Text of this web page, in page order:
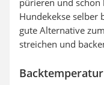
pürieren und schon
Hundekekse selber
gute Alternative
streichen und